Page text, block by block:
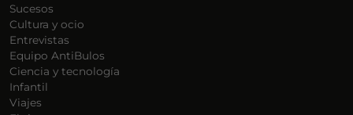
Sucesos
Cultura y ocio
Entrevistas
Equipo AntiBulos
Ciencia y tecnología
Infantil
Viajes